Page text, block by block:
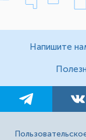
Напишите